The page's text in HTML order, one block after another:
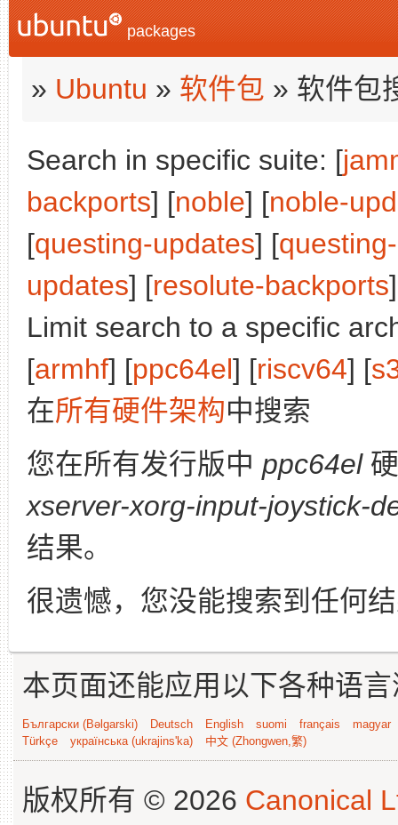
packages
» Ubuntu » 软件包 » 软件包
Search in specific suite: [
backports] [noble] [noble-
[questing-updates] [
updates] [resolute-backports
Limit search to a specific
[armhf] [ppc64el] [riscv64] [
在所有硬件架构中搜索
您在所有发行版中 ppc64el硬
xserver-xorg-input-joystick-
结果。
很遗憾，您没能搜索到任何
本页面还能应用以下各种语
Български (Bəlgarski) Deutsch English suomi français
magyar
Türkçe
українська (ukrajins'ka) 中文 (Zhongwen,繁)
版权所有 © 2026 Canonical